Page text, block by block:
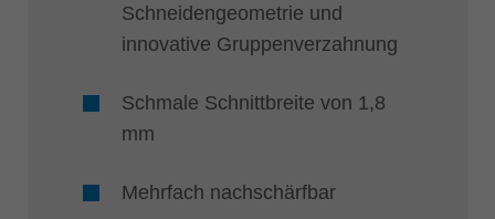
Schneidengeometrie und
innovative Gruppenverzahnung
Schmale Schnittbreite von 1,8
mm
Mehrfach nachschärfbar